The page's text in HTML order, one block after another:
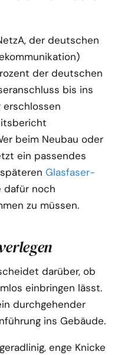
der deutschen
der deutschen
bis ins
erschlossen
beim Neubau oder
ein passendes
Glasfaser-
dafür noch
zu müssen.
darüber, ob
einbringen lässt.
durchgehender
ins Gebäude.
enge Knicke